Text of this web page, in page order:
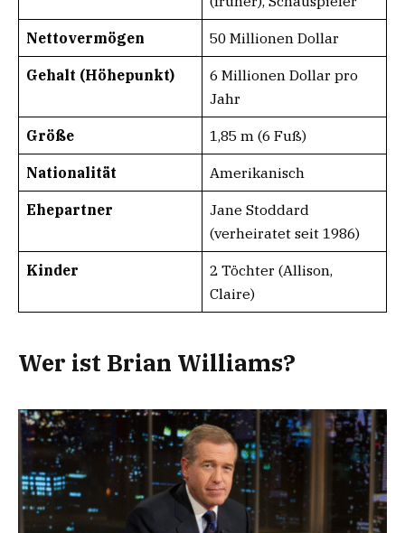
Nettovermögen 50 Millionen Dollar
Gehalt (Höhepunkt)
6 Millionen Dollar pro
Jahr
Größe 1,85 m (6 Fuß)
Nationalität Amerikanisch
Ehepartner
Jane Stoddard
(verheiratet seit 1986)
Kinder
2 Töchter (Allison,
Claire)
Wer ist Brian Williams?